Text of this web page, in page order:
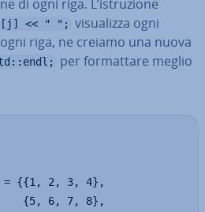
di ogni riga. L’istru­zio­ne
<< " ";
vi­sua­liz­za ogni
riga, ne creiamo una nuova
per for­mat­ta­re meglio
{{1, 2, 3, 4},
{5, 6, 7, 8},